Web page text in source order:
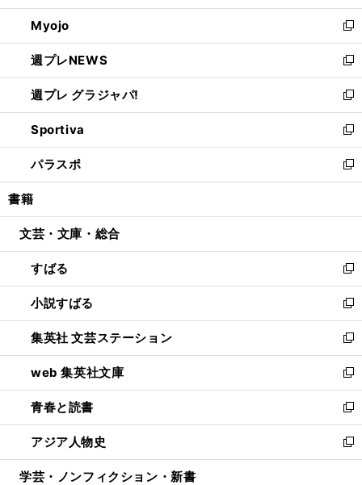
開
く
ウ
で
開
く
ン
ド
ウ
で
開
く
ウ
ィ
ン
ド
ウ
で
開
く
Myojo
新
し
い
ウ
ィ
ン
ド
ウ
で
開
週プレNEWS
新
し
い
ウ
ィ
ン
ド
ウ
開
週プレ グラジャパ!
新
し
い
ウ
ィ
ン
ウ
開
く
Sportiva
新
し
い
ウ
ン
ウ
で
開
く
パラスポ
新
し
ウ
ン
ド
ウ
で
開
く
書籍
文芸・文庫・総合
すばる
新
し
い
ウ
ィ
ン
ド
ウ
で
開
く
小説すばる
新
し
い
ウ
ィ
ン
ド
ウ
で
開
集英社 文芸ステーション
新
し
い
ウ
ィ
ン
ド
ウ
web 集英社文庫
新
し
い
ウ
ィ
ン
青春と読書
新
し
い
ウ
アジア人物史
新
し
学芸・ノンフィクション・新書